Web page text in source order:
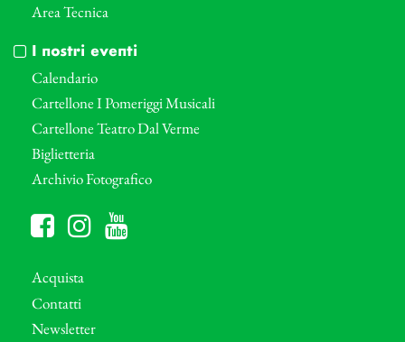
Area Tecnica
I nostri eventi
Calendario
Cartellone I Pomeriggi Musicali
Cartellone Teatro Dal Verme
Biglietteria
Archivio Fotografico
Acquista
Contatti
Newsletter